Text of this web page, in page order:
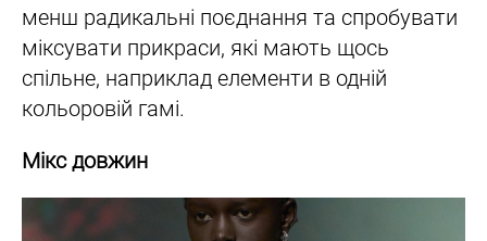
менш радикальні поєднання та спробувати
міксувати прикраси, які мають щось
спільне, наприклад елементи в одній
кольоровій гамі.
Мікс довжин